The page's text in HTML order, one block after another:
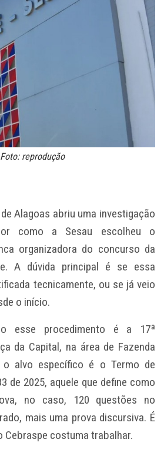
Foto: reprodução
Alagoas abriu uma investigação
como a Sesau escolheu o
organizadora do concurso da
A dúvida principal é se essa
tecnicamente, ou se já veio
o início.
esse procedimento é a 17ª
da Capital, na área de Fazenda
o alvo específico é o Termo de
de 2025, aquele que define como
no caso, 120 questões no
mais uma prova discursiva. É
Cebraspe costuma trabalhar.